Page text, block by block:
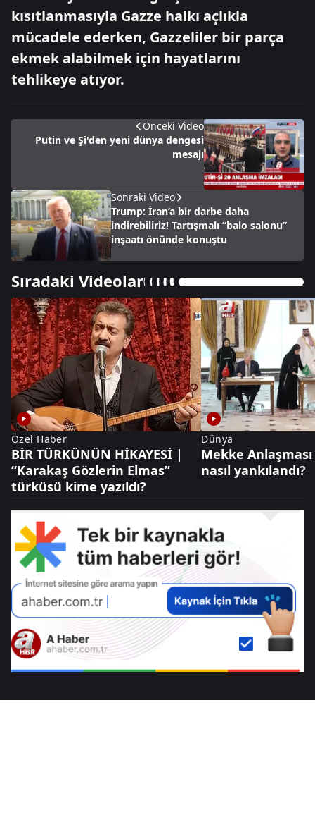
kısıtlanmasıyla Gazze halkı açlıkla
mücadele ederken, Gazzeliler bir parça
ekmek alabilmek için hayatlarını
tehlikeye atıyor.
Önceki Video
Putin ve Şi'den yeni dünya dengesi
mesajı
Sonraki Video
Trump: İran’a bir darbe daha
indirebiliriz! Tartışmalı “balo salonu”
inşaatı önünde konuştu
Sıradaki Videolar
Özel Haber
BİR TÜRKÜNÜN HİKAYESİ |
“Karakaş Gözlerin Elmas”
türküsü kime yazıldı?
Dünya
Mekke
nasıl yankılandı?